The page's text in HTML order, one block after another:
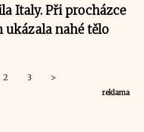
Italy. Při procházce
ukázala nahé tělo
2 3 >
reklama